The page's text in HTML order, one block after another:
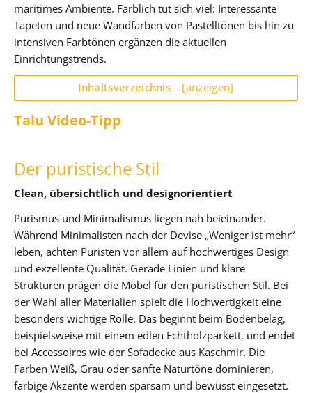
maritimes Ambiente. Farblich tut sich viel: Interessante
Tapeten und neue Wandfarben von Pastelltönen bis hin zu
intensiven Farbtönen ergänzen die aktuellen
Einrichtungstrends.
Inhaltsverzeichnis [anzeigen]
Talu Video-Tipp
Der puristische Stil
Clean, übersichtlich und designorientiert
Purismus und Minimalismus liegen nah beieinander.
Während Minimalisten nach der Devise „Weniger ist mehr“
leben, achten Puristen vor allem auf hochwertiges Design
und exzellente Qualität. Gerade Linien und klare
Strukturen prägen die Möbel für den puristischen Stil. Bei
der Wahl aller Materialien spielt die Hochwertigkeit eine
besonders wichtige Rolle. Das beginnt beim Bodenbelag,
beispielsweise mit einem edlen Echtholzparkett, und endet
bei Accessoires wie der Sofadecke aus Kaschmir. Die
Farben Weiß, Grau oder sanfte Naturtöne dominieren,
farbige Akzente werden sparsam und bewusst eingesetzt.